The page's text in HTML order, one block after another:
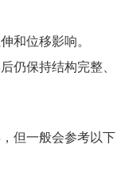
位移影响。
保持结构完整、
但一般会参考以下